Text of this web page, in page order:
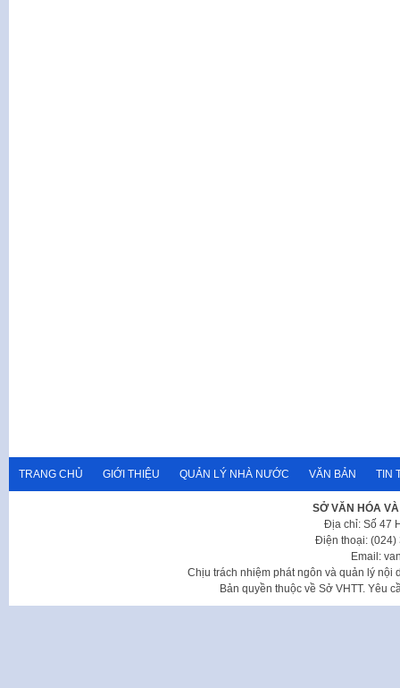
TRANG CHỦ GIỚI THIỆU QUẢN LÝ NHÀ NƯỚC VĂN BẢN TIN
SỞ VĂN HÓA
Địa chỉ: Số 47
Điện thoại: (024)
Email:
Chịu trách nhiệm phát ngôn và quản lý nội
Bản quyền thuộc về Sở VHTT. Yêu